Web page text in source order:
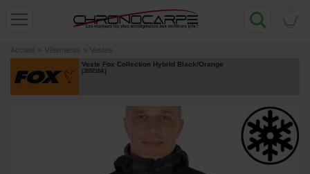
Accueil » Vêtements » Vestes
Veste Fox Collection Hybrid Black/Orange
[269216A]